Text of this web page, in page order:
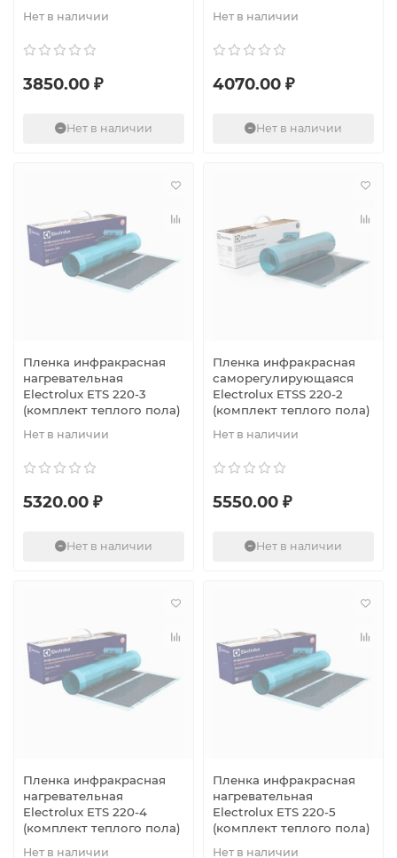
Нет в наличии
3850.00 ₽
Нет в наличии
Нет в наличии
4070.00 ₽
Нет в наличии
Пленка инфракрасная
нагревательная
Electrolux ETS 220-3
(комплект теплого пола)
Нет в наличии
5320.00 ₽
Нет в наличии
Пленка инфракрасная
саморегулирующаяся
Electrolux ETSS 220-2
(комплект теплого пола)
Нет в наличии
5550.00 ₽
Нет в наличии
Пленка инфракрасная
нагревательная
Electrolux ETS 220-4
(комплект теплого пола)
Нет в наличии
Пленка инфракрасная
нагревательная
Electrolux ETS 220-5
(комплект теплого пола)
Нет в наличии